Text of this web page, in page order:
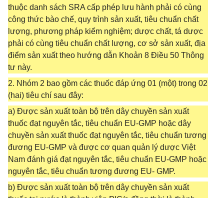
thuộc danh sách SRA cấp phép lưu hành phải có cùng
công thức bào chế, quy trình sản xuất, tiêu chuẩn chất
lượng, phương pháp kiểm nghiệm; dược chất, tá dược
phải có cùng tiêu chuẩn chất lượng, cơ sở sản xuất, địa
điểm sản xuất theo hướng dẫn Khoản 8 Điều 50 Thông
tư này.
2. Nhóm 2 bao gồm các thuốc đáp ứng 01 (một) trong 02
(hai) tiêu chí sau đây:
a) Được sản xuất toàn bộ trên dây chuyền sản xuất
thuốc đạt nguyên tắc, tiêu chuẩn EU-GMP hoặc dây
chuyền sản xuất thuốc đạt nguyên tắc, tiêu chuẩn tương
đương EU-GMP và được cơ quan quản lý dược Việt
Nam đánh giá đạt nguyên tắc, tiêu chuẩn EU-GMP hoặc
nguyên tắc, tiêu chuẩn tương đương EU- GMP.
b) Được sản xuất toàn bộ trên dây chuyền sản xuất